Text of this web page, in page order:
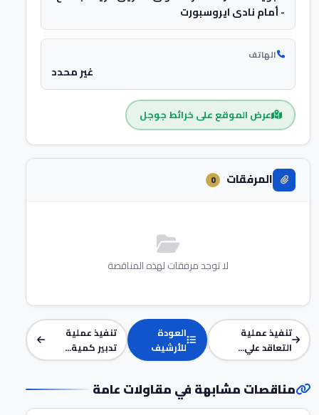
- أمام نادى ايروسبورت
الهاتف
غير محدد
عرض الموقع على خرائط جوجل
المرفقات 0
لا توجد مرفقات لهذه المناقصة
تنفيذ عملية
التعاقد علي...
العودة
للأرشيف
تنفيذ عملية
تدبير كمية...
مناقصات مشابهة في مقاولات عامة